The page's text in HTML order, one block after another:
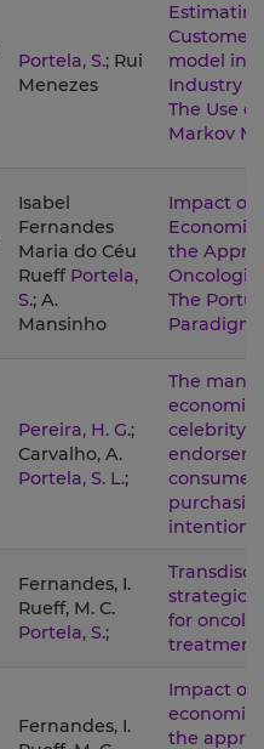
Portela, S.; Rui
Menezes
Customer
model in
Industry
The Use
Markov
Isabel
Fernandes
Maria do Céu
Rueff Portela,
S.; A.
Mansinho
Impact of
Economic
the
The
Paradigm
Pereira, H. G.;
Carvalho, A.
Portela, S. L.;
The
economic
celebrity
consumer
intentions
Fernandes, I.
Rueff, M. C.
Portela, S.;
strategic
for
Fernandes, I.
Impact of
economic
the